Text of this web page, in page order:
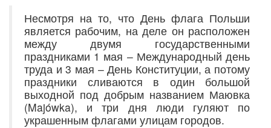
Несмотря на то, что День флага Польши
является рабочим, на деле он расположен
между двумя государственными
праздниками 1 мая – Международный день
труда и 3 мая – День Конституции, а потому
праздники сливаются в один большой
выходной под добрым названием Маювка
(Majówka), и три дня люди гуляют по
украшенным флагами улицам городов.